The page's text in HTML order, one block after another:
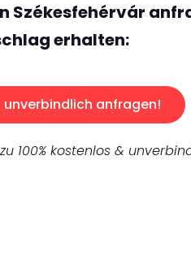
Székesfehérvár
erhalten:
unverbindlich anfragen!
100% kostenlos &